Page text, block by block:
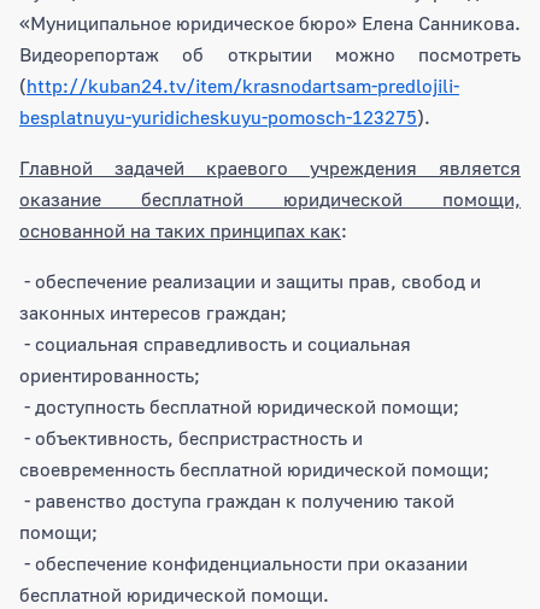
«Муниципальное юридическое бюро» Елена Санникова.
Видеорепортаж об открытии можно посмотреть
(http://kuban24.tv/item/krasnodartsam-predlojili-
besplatnuyu-yuridicheskuyu-pomosch-123275).
Главной задачей краевого учреждения является
оказание бесплатной юридической помощи,
основанной на таких принципах как:
- обеспечение реализации и защиты прав, свобод и
законных интересов граждан;
- социальная справедливость и социальная
ориентированность;
- доступность бесплатной юридической помощи;
- объективность, беспристрастность и
своевременность бесплатной юридической помощи;
- равенство доступа граждан к получению такой
помощи;
- обеспечение конфиденциальности при оказании
бесплатной юридической помощи.